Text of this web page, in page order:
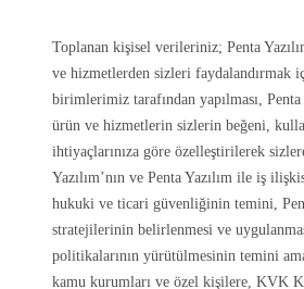
Toplanan kişisel verileriniz; Penta
ve hizmetlerden sizleri faydalandırmak
birimlerimiz tarafından yapılması, Penta
ürün ve hizmetlerin sizlerin beğeni,
ihtiyaçlarınıza göre özelleştirilerek
Yazılım’nın ve Penta Yazılım ile iş
hukuki ve ticari güvenliğinin temini,
stratejilerinin belirlenmesi ve
politikalarının yürütülmesinin temini
kamu kurumları ve özel kişilere, KVK